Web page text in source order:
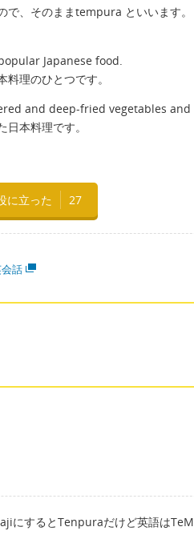
で、そのままtempura といいます。
Japanese food.
理のひとつです。
and deep-fried vegetables and
本料理です。
に立った 27
話
にするとTenpuraだけど英語は